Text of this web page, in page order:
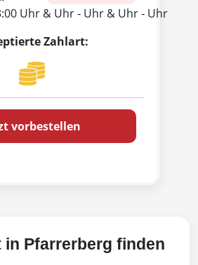
Uhr & Uhr - Uhr & Uhr - Uhr
Zahlart:
vorbestellen
Pfarrerberg finden